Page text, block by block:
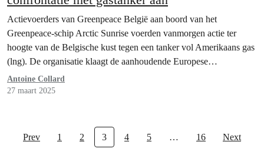
Actievoerders van Greenpeace België aan boord van het
Greenpeace-schip Arctic Sunrise voerden vanmorgen actie ter
hoogte van de Belgische kust tegen een tanker vol Amerikaans gas
(lng). De organisatie klaagt de aanhoudende Europese
afhankelijkheid van Amerikaans en Russisch fossiel gas aan, die
ook het risico op hogere energiefacturen voor gezinnen vergroot.
Antoine Collard
27 maart 2025
Prev 1 2 3 4 5 … 16 Next